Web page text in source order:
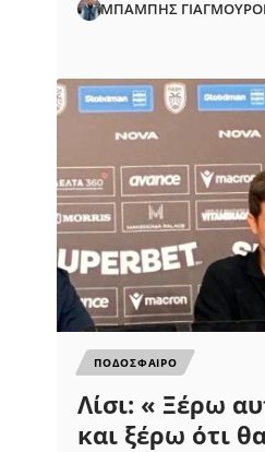
ΜΠΑΜΠΗΣ
ΠΟΔΟΣΦΑΙΡΟ
Λίσι: « Ξέρω
και ξέρω ότι